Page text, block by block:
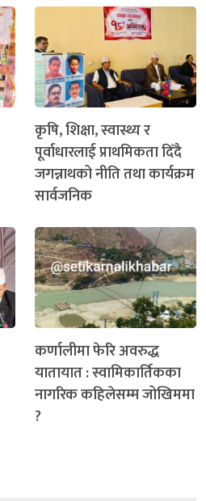
कृषि, शिक्षा, स्वास्थ्य र
पूर्वाधारलाई प्राथमिकता दिँदै
जगन्नाथको नीति तथा कार्यक्रम
सार्वजनिक
कर्णालीमा फेरि अवरुद्ध
यातायात : स्वामिकार्तिकका
नागरिक कहिलेसम्म जोखिममा
?